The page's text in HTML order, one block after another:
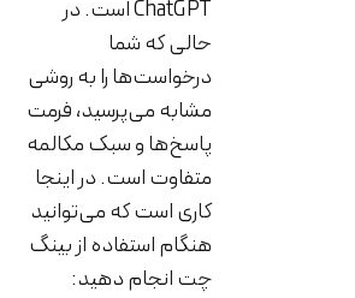
ChatGPT است. در
حالی که شما
درخواست‌ها را به روشی
مشابه می‌پرسید، فرمت
پاسخ‌ها و سبک مکالمه
متفاوت است. در اینجا
کاری است که می‌توانید
هنگام استفاده از بینگ
چت انجام دهید: